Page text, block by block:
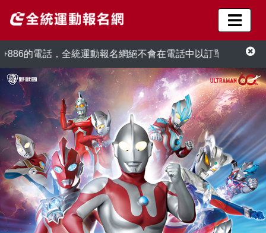
電話，全統運動報名網絕不會在電話中以訂單異常為由，要